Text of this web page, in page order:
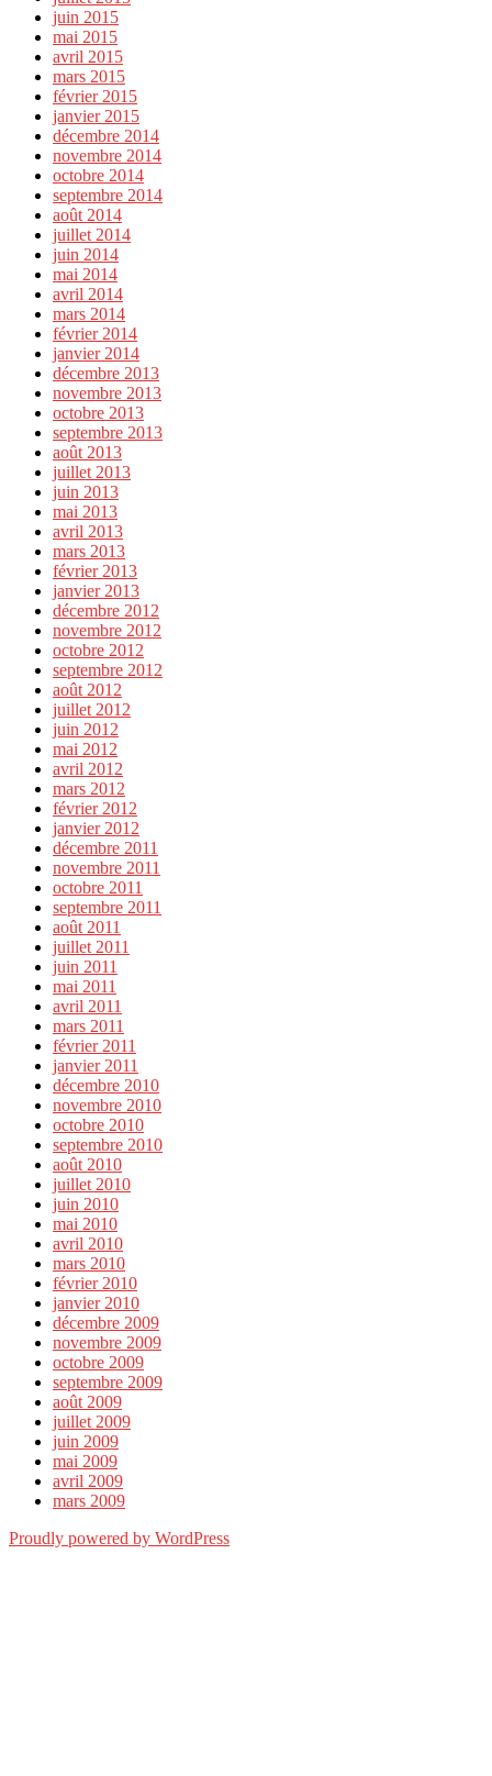
juin 2015
mai 2015
avril 2015
mars 2015
février 2015
janvier 2015
décembre 2014
novembre 2014
octobre 2014
septembre 2014
août 2014
juillet 2014
juin 2014
mai 2014
avril 2014
mars 2014
février 2014
janvier 2014
décembre 2013
novembre 2013
octobre 2013
septembre 2013
août 2013
juillet 2013
juin 2013
mai 2013
avril 2013
mars 2013
février 2013
janvier 2013
décembre 2012
novembre 2012
octobre 2012
septembre 2012
août 2012
juillet 2012
juin 2012
mai 2012
avril 2012
mars 2012
février 2012
janvier 2012
décembre 2011
novembre 2011
octobre 2011
septembre 2011
août 2011
juillet 2011
juin 2011
mai 2011
avril 2011
mars 2011
février 2011
janvier 2011
décembre 2010
novembre 2010
octobre 2010
septembre 2010
août 2010
juillet 2010
juin 2010
mai 2010
avril 2010
mars 2010
février 2010
janvier 2010
décembre 2009
novembre 2009
octobre 2009
septembre 2009
août 2009
juillet 2009
juin 2009
mai 2009
avril 2009
mars 2009
Proudly powered by WordPress